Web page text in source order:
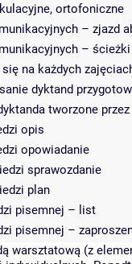
ortofoniczne
– zjazd
–
na każdych
dyktand
tworzone
opis
opowiadanie
sprawozdanie
plan
pisemnej – list
pisemnej –
warsztatową (z